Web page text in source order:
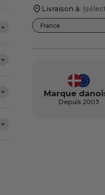
Livraison à:
Marque
Depuis 2003